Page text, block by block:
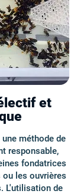
et
méthode de
responsable,
fondatrices
ou les ouvrières
L'utilisation de